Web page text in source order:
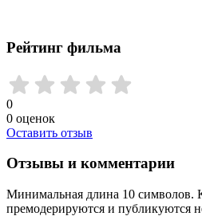
Рейтинг фильма
0
0 оценок
Оставить отзыв
Отзывы и комментарии
Минимальная длина 10 символов.
премодерируются и публикуются